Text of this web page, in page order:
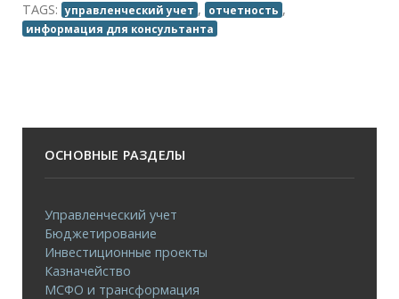
TAGS: управленческий учет , отчетность ,
информация для консультанта
ОСНОВНЫЕ РАЗДЕЛЫ
Управленческий учет
Бюджетирование
Инвестиционные проекты
Казначейство
МСФО и трансформация